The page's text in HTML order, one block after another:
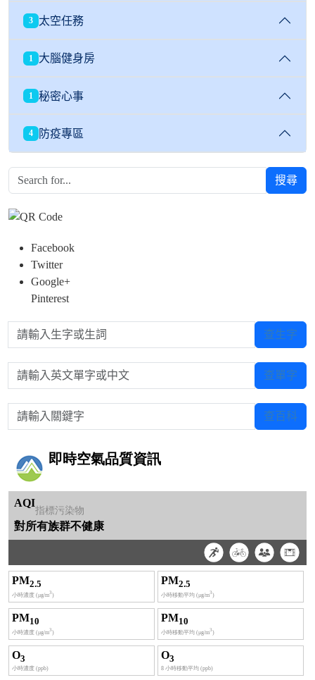
3 太空任務
1 大腦健身房
1 秘密心事
4 防疫專區
搜尋
Facebook
Twitter
Google+
Pinterest
請輸入生字或生詞 查生字
請輸入英文單字或中文 查單字
請輸入關鍵字 查百科